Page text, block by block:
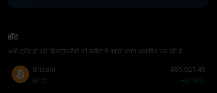
हॉट
अभी ट्रेंड हो रही क्रिप्टोकरेंसी जो मार्केट में काफ़ी ध्यान आकर्षित कर रही हैं
Bitcoin
BTC
$65,021.45
+0.15%